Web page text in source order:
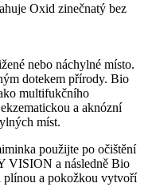
Oxid zinečnatý bez
nebo náchylné místo.
dotekem přírody. Bio
multifukčního
a aknózní
míst.
použijte po očištění
VISION a následně Bio
plínou a pokožkou vytvoří